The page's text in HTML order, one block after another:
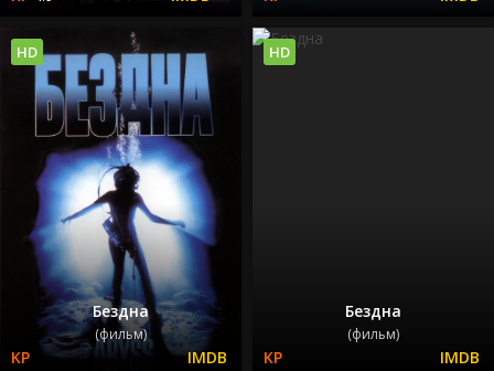
Бездна
(фильм)
HD
Бездна
(фильм)
HD